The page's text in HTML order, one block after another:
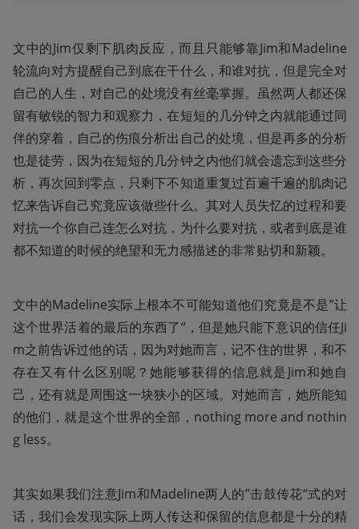
文中的Jim仅剩下肌肉反应，而且只能够靠Jim和Madeline
轮流向对方提醒自己到底在干什么，和谁对抗，但是完全对
自己的人生，对自己的处境没有丝毫掌握。虽然两人都还保
留有敏锐的智力和观察力，在短短的几分钟之内就能通过同
伴的穿着，自己的伤痕分析出自己的处境，但是再多的分析
也是徒劳，因为在短短的几分钟之内他们就会遗忘到这些分
析，再次回到零点，只剩下不知道重复过百遍千遍的肌肉记
忆来告诉自己究竟应该做些什么。其对人员失忆的过程和要
对抗一个你自己连怎么对抗，为什么要对抗，或者到底是谁
都不知道的时候的绝望和无力感描述的非常贴切和新颖。
文中的Madeline实际上根本不可能知道他们究竟是不是”让
这个世界活着的最后的东西了“，但是她只能下意识的信任Ji
m之前告诉过他的话，因为对她而言，记不住的世界，和不
存在又有什么区别呢？她能够获得的信息就是Jim和她自
己，还有就是周围这一块狭小的区域。对她而言，她所能知
的他们，就是这个世界的全部，nothing more and nothin
g less。
其实如果我们注意Jim和Madeline两人的”击鼓传花“式的对
话，我们会发现实际上两人传达和保留的信息都是十分的精